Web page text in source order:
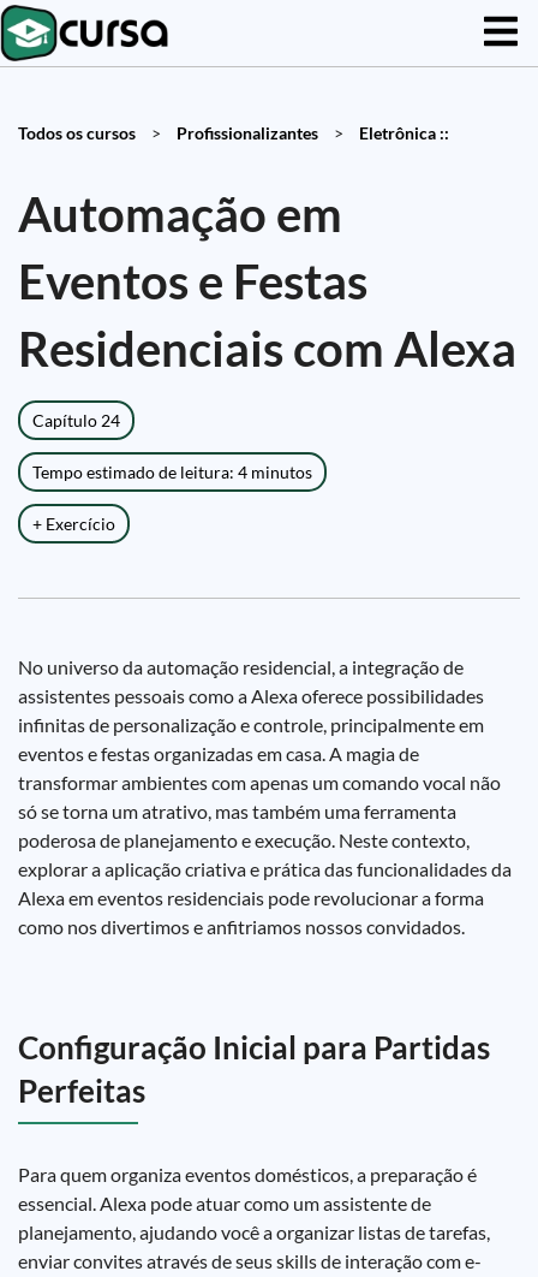
Todos os cursos > Profissionalizantes > Eletrônica ::
Automação em
Eventos e Festas
Residenciais com Alexa
Capítulo 24
Tempo estimado de leitura: 4 minutos
+ Exercício
No universo da automação residencial, a integração de
assistentes pessoais como a Alexa oferece possibilidades
infinitas de personalização e controle, principalmente em
eventos e festas organizadas em casa. A magia de
transformar ambientes com apenas um comando vocal não
só se torna um atrativo, mas também uma ferramenta
poderosa de planejamento e execução. Neste contexto,
explorar a aplicação criativa e prática das funcionalidades da
Alexa em eventos residenciais pode revolucionar a forma
como nos divertimos e anfitriamos nossos convidados.
Configuração Inicial para Partidas
Perfeitas
Para quem organiza eventos domésticos, a preparação é
essencial. Alexa pode atuar como um assistente de
planejamento, ajudando você a organizar listas de tarefas,
enviar convites através de seus skills de interação com e-